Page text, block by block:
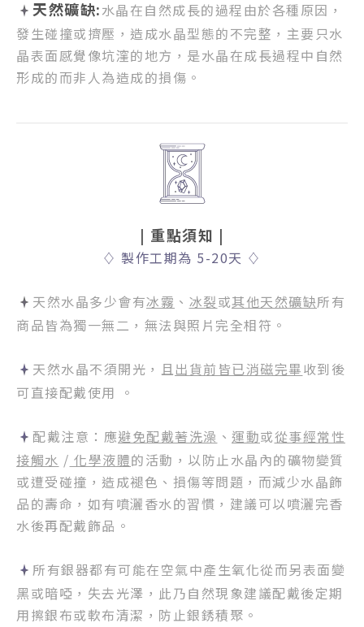
天然礦缺:水晶在自然成長的過程由於各種原因，
發生碰撞或擠壓， 造成水晶型態的不完整， 主要只水
晶表面感覺像坑漥的地方， 是水晶在成長過程中自然
形成的而非人為造成的損傷。
| 重點須知 |
♢ 製作工期為 5-20天 ♢
天然水晶多少會有冰霧 、 冰裂或其他天然礦缺所有
商品皆為獨一無二，無法與照片完全相符。
天然水晶不須開光，且出貨前皆已消磁完畢收到後
可直接配戴使用 。
配戴注意：應避免配戴著洗澡 、 運動或從事經常性
接觸水 / 化學液體的活動，以防止水晶內的礦物變質
或遭受碰撞，造成褪色、損傷等問題，而減少水晶飾
品的壽命，如有噴灑香水的習慣，建議可以噴灑完香
水後再配戴飾品。
所有銀器都有可能在空氣中產生氧化從而另表面變
黑或暗啞，失去光澤，此乃自然現象建議配戴後定期
用擦銀布或軟布清潔，防止銀銹積聚。